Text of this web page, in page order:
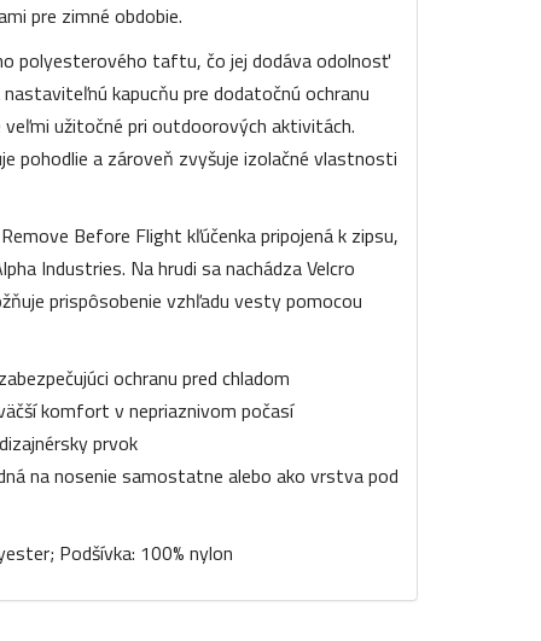
pre zimné obdobie.
polyesterového taftu, čo jej dodáva odolnosť
kapucňu pre dodatočnú ochranu
užitočné pri outdoorových aktivitách.
pohodlie a zároveň zvyšuje izolačné vlastnosti
Before Flight kľúčenka pripojená k zipsu,
Industries. Na hrudi sa nachádza Velcro
prispôsobenie vzhľadu vesty pomocou
ochranu pred chladom
komfort v nepriaznivom počasí
prvok
na nosenie samostatne alebo ako vrstva pod
Podšívka: 100% nylon